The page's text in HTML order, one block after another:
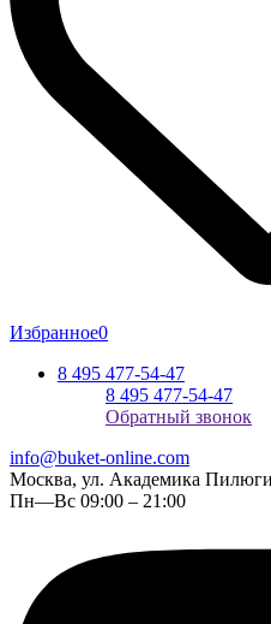
Избранное0
8 495 477-54-47
8 495 477-54-47
Обратный звонок
info@buket-online.com
Москва, ул. Академика
Пн—Вс 09:00 – 21:00